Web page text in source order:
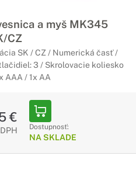
a myš MK345
CZ
SK / CZ / Numerická časť /
3 / Skrolovacie koliesko
AAA / 1x AA
€
Dostupnosť:
NA SKLADE